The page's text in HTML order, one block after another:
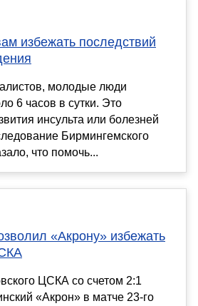
избежать последствий
молодые люди
6 часов в сутки. Это
инсульта или болезней
Бирмингемского
что помочь...
«Акрону» избежать
ЦСКА со счетом 2:1
«Акрон» в матче 23-го